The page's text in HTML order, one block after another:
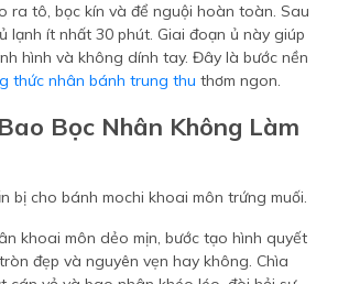
ra tô, bọc kín và để nguội hoàn toàn. Sau
lạnh ít nhất 30 phút. Giai đoạn ủ này giúp
hình và không dính tay. Đây là bước nền
thức nhân bánh trung thu thơm ngon.
Bọc Nhân Không Làm
khoai môn dẻo mịn, bước tạo hình quyết
đẹp và nguyên vẹn hay không. Chìa